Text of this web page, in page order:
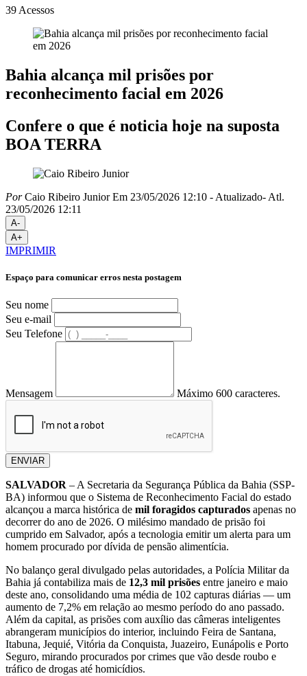
39 Acessos
Bahia alcança mil prisões por
reconhecimento facial em 2026
Confere o que é noticia hoje na suposta
BOA TERRA
PorCaio Ribeiro Junior Em 23/05/2026 12:10 - Atualizado- Atl.
23/05/2026 12:11
A-
A+
IMPRIMIR
Espaço para comunicar erros nesta postagem
Seu nome
Seu e-mail
Seu Telefone
Mensagem Máximo 600 caracteres.
ENVIAR
SALVADOR – A Secretaria da Segurança Pública da Bahia (SSP-
BA) informou que o Sistema de Reconhecimento Facial do estado
alcançou a marca histórica de mil foragidos capturados apenas no
decorrer do ano de 2026. O milésimo mandado de prisão foi
cumprido em Salvador, após a tecnologia emitir um alerta para um
homem procurado por dívida de pensão alimentícia.
No balanço geral divulgado pelas autoridades, a Polícia Militar da
Bahia já contabiliza mais de 12,3 mil prisões entre janeiro e maio
deste ano, consolidando uma média de 102 capturas diárias — um
aumento de 7,2% em relação ao mesmo período do ano passado.
Além da capital, as prisões com auxílio das câmeras inteligentes
abrangeram municípios do interior, incluindo Feira de Santana,
Itabuna, Jequié, Vitória da Conquista, Juazeiro, Eunápolis e Porto
Seguro, mirando procurados por crimes que vão desde roubo e
tráfico de drogas até homicídios.